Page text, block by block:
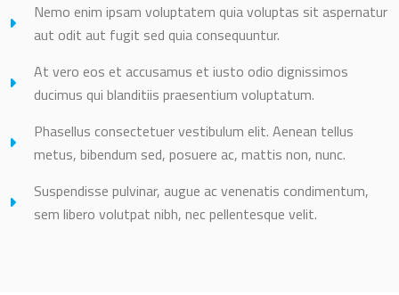
Nemo enim ipsam voluptatem quia voluptas sit aspernatur
aut odit aut fugit sed quia consequuntur.
At vero eos et accusamus et iusto odio dignissimos
ducimus qui blanditiis praesentium voluptatum.
Phasellus consectetuer vestibulum elit. Aenean tellus
metus, bibendum sed, posuere ac, mattis non, nunc.
Suspendisse pulvinar, augue ac venenatis condimentum,
sem libero volutpat nibh, nec pellentesque velit.